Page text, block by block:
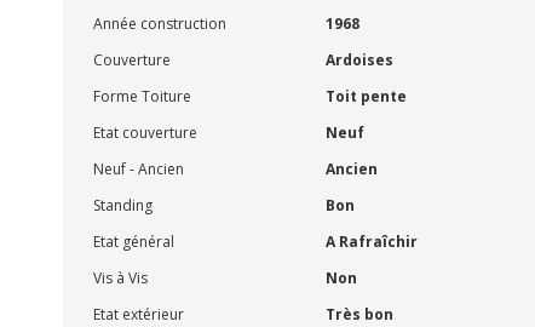
Année construction
1968
Couverture
Ardoises
Forme Toiture
Toit pente
Etat couverture
Neuf
Neuf - Ancien
Ancien
Standing
Bon
Etat général
A Rafraîchir
Vis à Vis
Non
Etat extérieur
Très bon